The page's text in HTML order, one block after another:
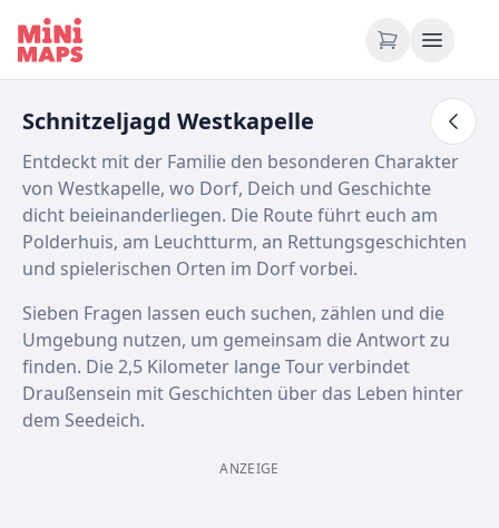
Zum Inhalt springen
Schnitzeljagd Westkapelle
Entdeckt mit der Familie den besonderen Charakter
von Westkapelle, wo Dorf, Deich und Geschichte
dicht beieinanderliegen. Die Route führt euch am
Polderhuis, am Leuchtturm, an Rettungsgeschichten
und spielerischen Orten im Dorf vorbei.
Sieben Fragen lassen euch suchen, zählen und die
Umgebung nutzen, um gemeinsam die Antwort zu
finden. Die 2,5 Kilometer lange Tour verbindet
Draußensein mit Geschichten über das Leben hinter
dem Seedeich.
ANZEIGE